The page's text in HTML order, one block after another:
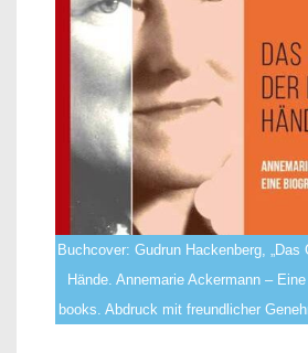
Buchcover: Gudrun Hackenberg, „Das
Hände. Annemarie Ackermann –
books. Abdruck mit freundlicher